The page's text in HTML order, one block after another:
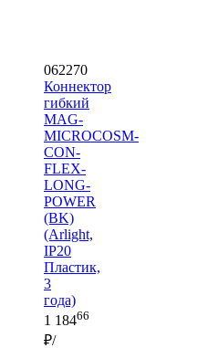
062270
Коннектор
гибкий
MAG-
MICROCOSM-
CON-
FLEX-
LONG-
POWER
(BK)
(Arlight,
IP20
Пластик,
3
года)
1 18466
₽/